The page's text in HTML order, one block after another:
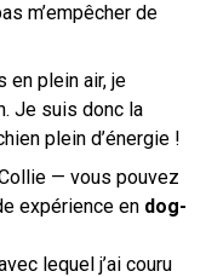
m’empêcher de
en plein air, je
Je suis donc la
plein d’énergie !
— vous pouvez
expérience en dog-
lequel j’ai couru